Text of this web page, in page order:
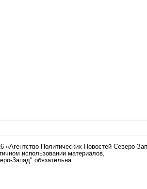
«Агентство Политических Новостей Северо-
использовании материалов,
Запад" обязательна